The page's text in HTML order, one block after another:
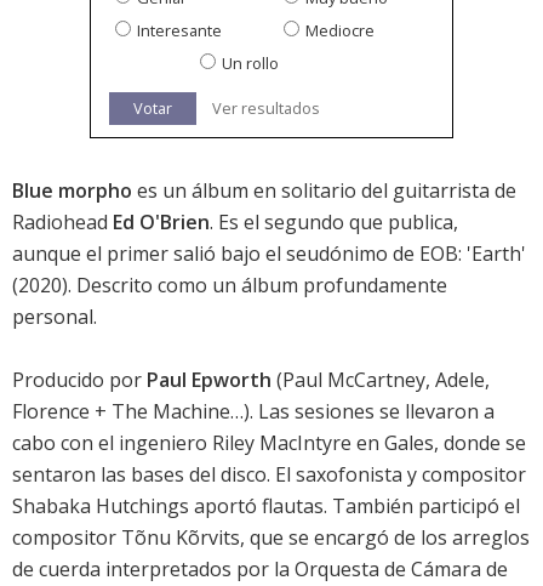
Interesante
Mediocre
Un rollo
Votar Ver resultados
Blue morpho es un álbum en solitario del guitarrista de
Radiohead Ed O'Brien. Es el segundo que publica,
aunque el primer salió bajo el seudónimo de EOB: 'Earth'
(2020). Descrito como un álbum profundamente
personal.
Producido por Paul Epworth (Paul McCartney, Adele,
Florence + The Machine…). Las sesiones se llevaron a
cabo con el ingeniero Riley MacIntyre en Gales, donde se
sentaron las bases del disco. El saxofonista y compositor
Shabaka Hutchings aportó flautas. También participó el
compositor Tõnu Kõrvits, que se encargó de los arreglos
de cuerda interpretados por la Orquesta de Cámara de